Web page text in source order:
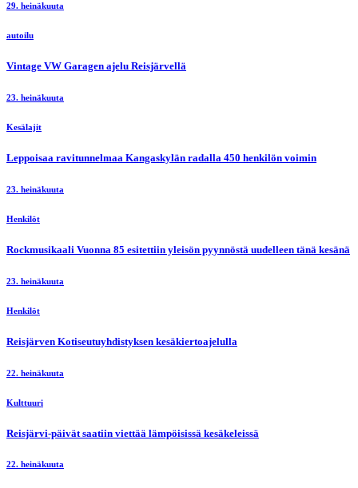
29. heinäkuuta
autoilu
Vintage VW Garagen ajelu Reisjärvellä
23. heinäkuuta
Kesälajit
Leppoisaa ravitunnelmaa Kangaskylän radalla 450 henkilön voimin
23. heinäkuuta
Henkilöt
Rockmusikaali Vuonna 85 esitettiin yleisön pyynnöstä uudelleen tänä kesänä
23. heinäkuuta
Henkilöt
Reisjärven Kotiseutuyhdistyksen kesäkiertoajelulla
22. heinäkuuta
Kulttuuri
Reisjärvi-päivät saatiin viettää lämpöisissä kesäkeleissä
22. heinäkuuta